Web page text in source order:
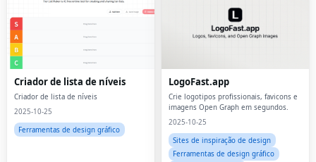
Criador de lista de níveis
Criador de lista de níveis
2025-10-25
Ferramentas de design gráfico
LogoFast.app
Crie logotipos profissionais, favicons e
imagens Open Graph em segundos.
2025-10-25
Sites de inspiração de design
Ferramentas de design gráfico